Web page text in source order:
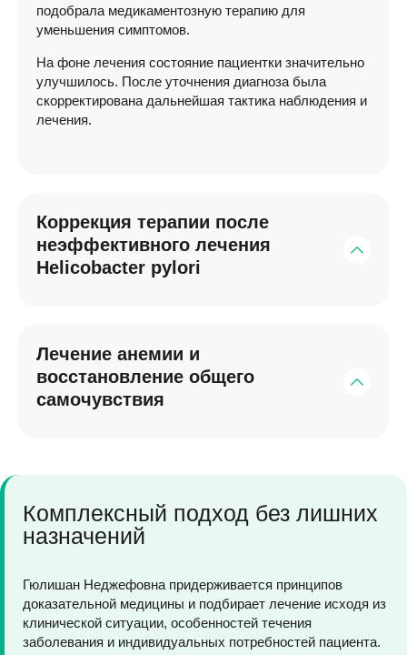
подобрала медикаментозную терапию для
уменьшения симптомов.
На фоне лечения состояние пациентки значительно
улучшилось. После уточнения диагноза была
скорректирована дальнейшая тактика наблюдения и
лечения.
Коррекция терапии после
неэффективного лечения
Helicobacter pylori
ожидаемого результата и сопровождалось
сохранением жалоб со стороны желудка.
Гюлишан Неджефовна проанализировала
Уже в первые дни пациентка отметила уменьшение
симптомов и улучшение самочувствия. В
дальнейшем была подобрана схема наблюдения и
Лечение анемии и
восстановление общего
самочувствия
была выявлена анемия и дефицитные состояния,
требующие комплексной коррекции.
обследование, подобрала терапию и рекомендации
по питанию с учетом индивидуальных особенностей
пациентки.
На фоне лечения показатели анализов постепенно
Комплексный подход без лишних
назначений
Гюлишан Неджефовна придерживается принципов
доказательной медицины и подбирает лечение исходя из
клинической ситуации, особенностей течения
заболевания и индивидуальных потребностей пациента.